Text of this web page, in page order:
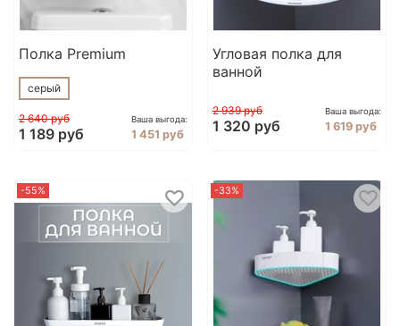
Полка Premium
серый
2 640 руб
1 189 руб
Ваша выгода:
1 451 руб
Угловая полка для
ванной
2 939 руб
1 320 руб
Ваша выгода:
1 619 руб
-55% -33%